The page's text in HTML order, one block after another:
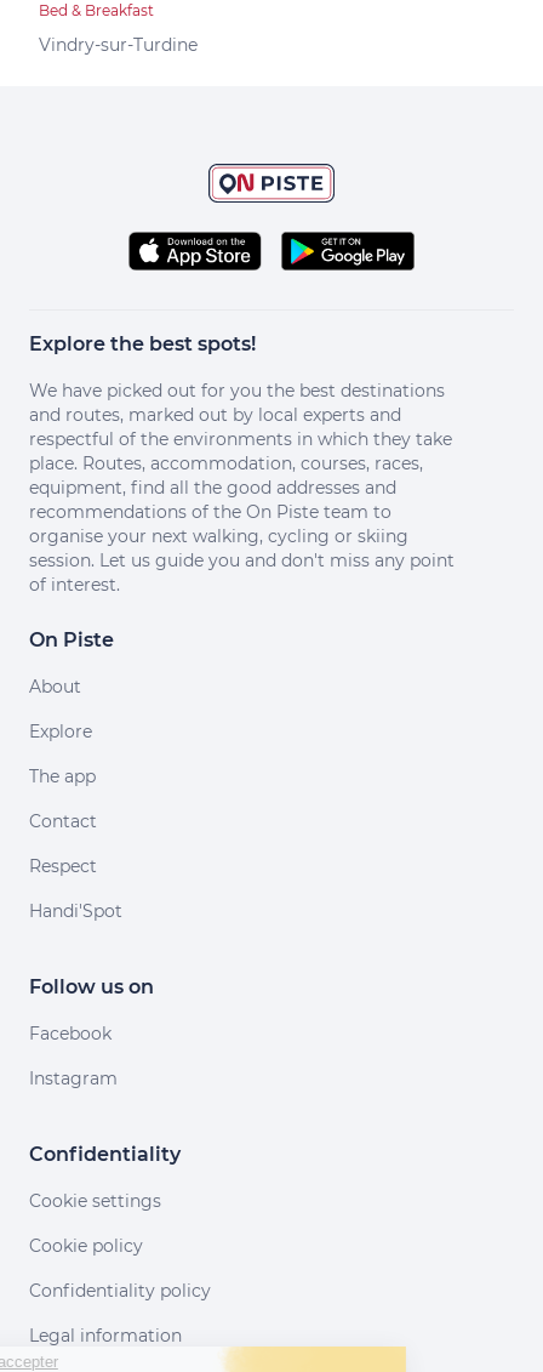
Bed & Breakfast
Vindry-sur-Turdine
Explore the best spots!
We have picked out for you the best destinations
and routes, marked out by local experts and
respectful of the environments in which they take
place. Routes, accommodation, courses, races,
equipment, find all the good addresses and
recommendations of the On Piste team to
organise your next walking, cycling or skiing
session. Let us guide you and don't miss any point
of interest.
On Piste
About
Explore
The app
Contact
Respect
Handi'Spot
Follow us on
Facebook
Instagram
Confidentiality
Cookie settings
Cookie policy
Confidentiality policy
Legal information
Continuer sans accepter